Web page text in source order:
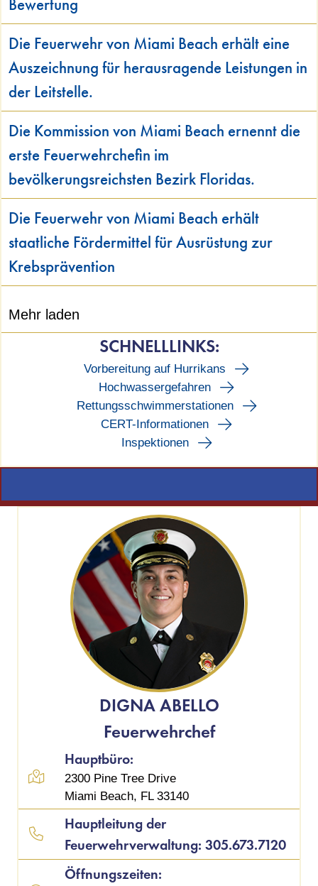
Bewertung
Die Feuerwehr von Miami Beach erhält eine
Auszeichnung für herausragende Leistungen in
der Leitstelle.
Die Kommission von Miami Beach ernennt die
erste Feuerwehrchefin im
bevölkerungsreichsten Bezirk Floridas.
Die Feuerwehr von Miami Beach erhält
staatliche Fördermittel für Ausrüstung zur
Krebsprävention
Mehr laden
SCHNELLLINKS:
Vorbereitung auf Hurrikans
Hochwassergefahren
Rettungsschwimmerstationen
CERT-Informationen
Inspektionen
DIGNA ABELLO
Feuerwehrchef
Hauptbüro:
2300 Pine Tree Drive
Miami Beach, FL 33140
Hauptleitung der
Feuerwehrverwaltung: 305.673.7120
Öffnungszeiten: